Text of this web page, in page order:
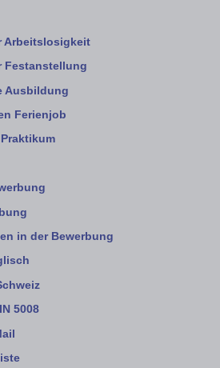
Arbeitslosigkeit
Festanstellung
Ausbildung
Ferienjob
in der Bewerbung
5008